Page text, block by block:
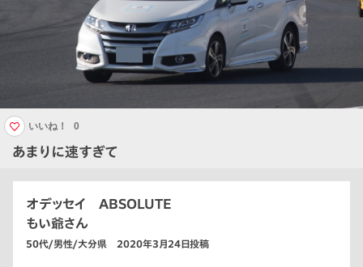
あまりに速すぎて
いいね！ 0
オデッセイ ABSOLUTE
もい爺さん
50代/男性/大分県 2020年3月24日投稿